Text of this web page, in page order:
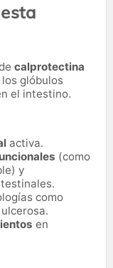
calprotectina
glóbulos
el intestino.
activa.
(como
y
como
en